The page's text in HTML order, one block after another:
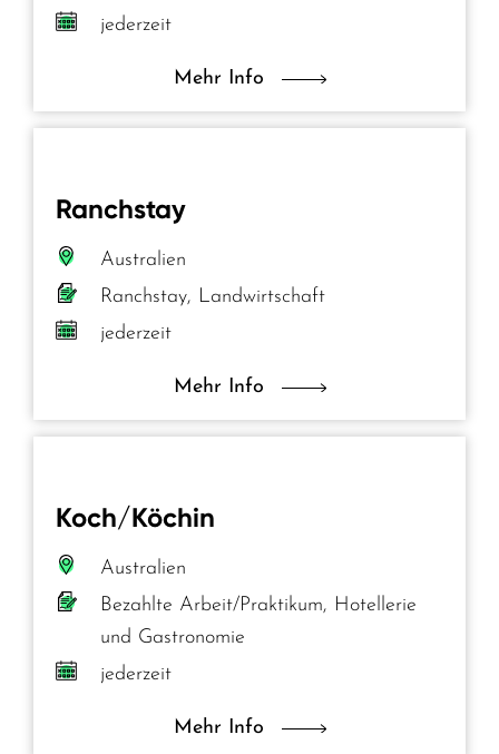
jederzeit
Mehr Info
Ranchstay
Australien
Ranchstay, Landwirtschaft
jederzeit
Mehr Info
Koch/Köchin
Australien
Bezahlte Arbeit/Praktikum, Hotellerie
und Gastronomie
jederzeit
Mehr Info